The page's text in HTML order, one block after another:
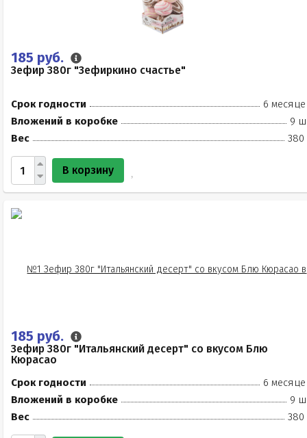
185 руб.
Зефир 380г "Зефиркино счастье"
Срок годности
6
Вложений в коробке
9
Вес
380
В корзину
185 руб.
Зефир 380г "Итальянский десерт" со вкусом Блю
Кюрасао
Срок годности
6
Вложений в коробке
9
Вес
380